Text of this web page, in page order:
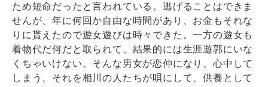
ため短命だったと言われている。逃げることはできま
せんが、年に何回か自由な時間があり、お金もそれな
りに貰えたので遊女遊びは時々できた。一方の遊女も
着物代だ何だと取られて、結果的には生涯遊郭にいな
くちゃいけない。そんな男女が恋仲になり、心中して
しまう、それを相川の人たちが唄にして、供養として